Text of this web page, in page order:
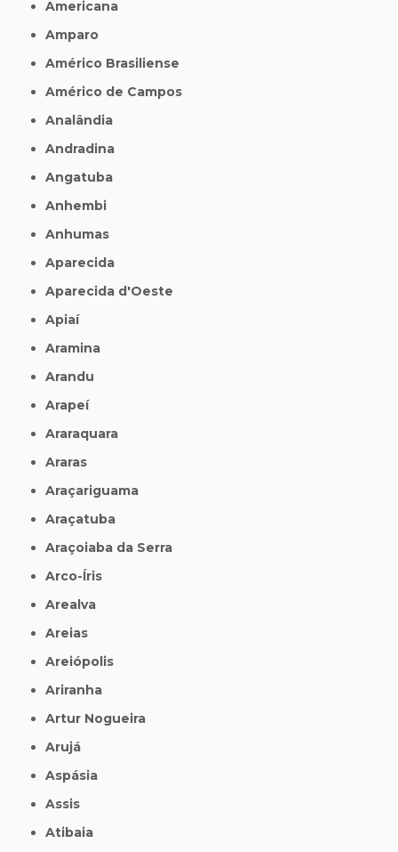
Americana
Amparo
Américo Brasiliense
Américo de Campos
Analândia
Andradina
Angatuba
Anhembi
Anhumas
Aparecida
Aparecida d'Oeste
Apiaí
Aramina
Arandu
Arapeí
Araraquara
Araras
Araçariguama
Araçatuba
Araçoiaba da Serra
Arco-Íris
Arealva
Areias
Areiópolis
Ariranha
Artur Nogueira
Arujá
Aspásia
Assis
Atibaia